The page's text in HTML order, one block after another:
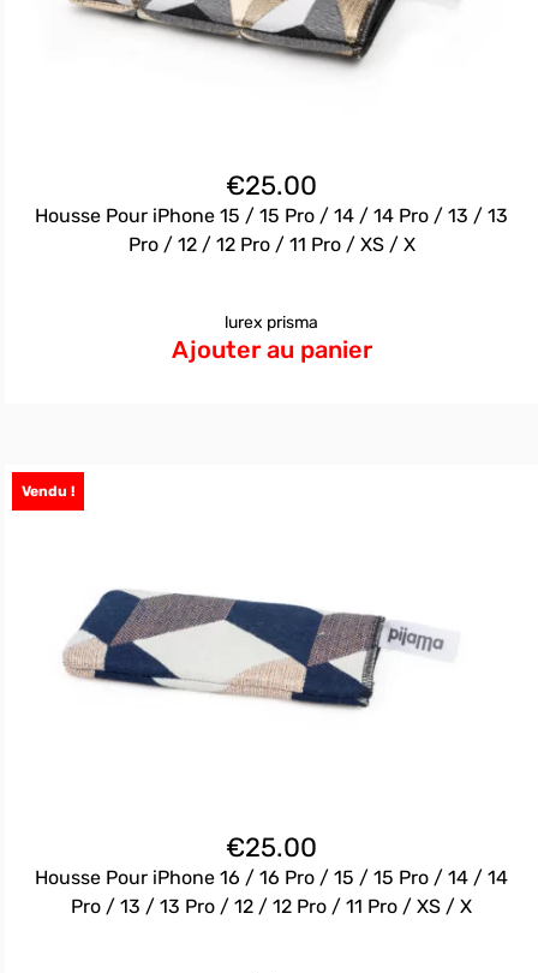
€25.00
Housse Pour iPhone 15 / 15 Pro / 14 / 14 Pro / 13 / 13
Pro / 12 / 12 Pro / 11 Pro / XS / X
lurex prisma
Ajouter au panier
Vendu !
€25.00
Housse Pour iPhone 16 / 16 Pro / 15 / 15 Pro / 14 / 14
Pro / 13 / 13 Pro / 12 / 12 Pro / 11 Pro / XS / X